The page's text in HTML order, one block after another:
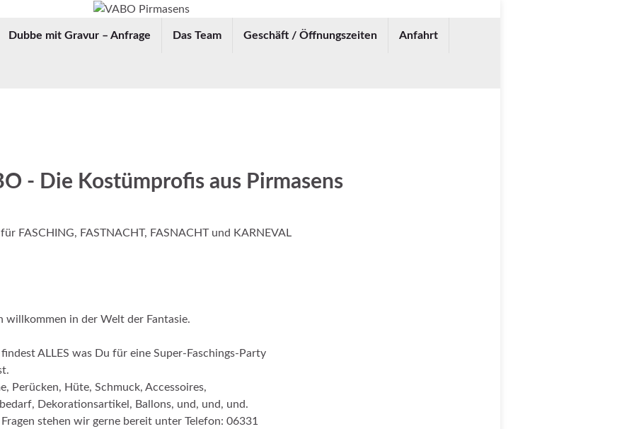
Dubbe mit Gravur – Anfrage Das Team Geschäft / Öffnungszeiten Anfahrt
- Die Kostümprofis aus Pirmasens
willkommen in der Welt der Fantasie.
findest ALLES was Du für eine Super-Faschings-Party
Perücken, Hüte, Schmuck, Accessoires,
Dekorationsartikel, Ballons, und, und, und.
Fragen stehen wir gerne bereit unter Telefon: 06331